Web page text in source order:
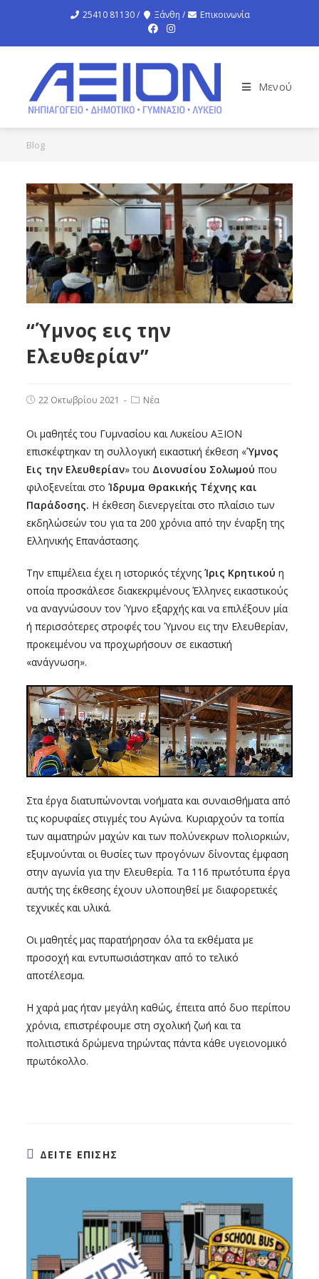
25410 81130 / Ξάνθη / Επικοινωνία
Μενού
Blog
“Ύμνος εις την
Ελευθερίαν”
22 Οκτωβρίου 2021 Νέα
Οι μαθητές του Γυμνασίου και Λυκείου ΑΞΙΟΝ
επισκέφτηκαν τη συλλογική εικαστική έκθεση «Ύμνος
Εις την Ελευθερίαν» του Διονυσίου Σολωμούπου
φιλοξενείται στο Ίδρυμα Θρακικής Τέχνης και
Παράδοσης. Η έκθεση διενεργείται στο πλαίσιο των
εκδηλώσεών του για τα 200 χρόνια από την έναρξη της
Ελληνικής Επανάστασης.
Την επιμέλεια έχει η ιστορικός τέχνηςΊρις Κρητικού η
οποία προσκάλεσε διακεκριμένους Έλληνες εικαστικούς
να αναγνώσουν τον Ύμνο εξαρχής και να επιλέξουν μία
ή περισσότερες στροφές του Ύμνου εις την Ελευθερίαν,
προκειμένου να προχωρήσουν σε εικαστική
«ανάγνωση».
Στα έργα διατυπώνονται νοήματα και συναισθήματα από
τις κορυφαίες στιγμές του Αγώνα. Κυριαρχούν τα τοπία
των αιματηρών μαχών και των πολύνεκρων πολιορκιών,
εξυμνούνται οι θυσίες των προγόνων δίνοντας έμφαση
στην αγωνία για την Ελευθερία. Τα 116 πρωτότυπα έργα
αυτής της έκθεσης έχουν υλοποιηθεί με διαφορετικές
τεχνικές και υλικά.
Οι μαθητές μας παρατήρησαν όλα τα εκθέματα με
προσοχή και εντυπωσιάστηκαν από το τελικό
αποτέλεσμα.
Η χαρά μας ήταν μεγάλη καθώς, έπειτα από δυο περίπου
χρόνια, επιστρέφουμε στη σχολική ζωή και τα
πολιτιστικά δρώμενα τηρώντας πάντα κάθε υγειονομικό
πρωτόκολλο.
ΔΕΙΤΕ ΕΠΙΣΗΣ